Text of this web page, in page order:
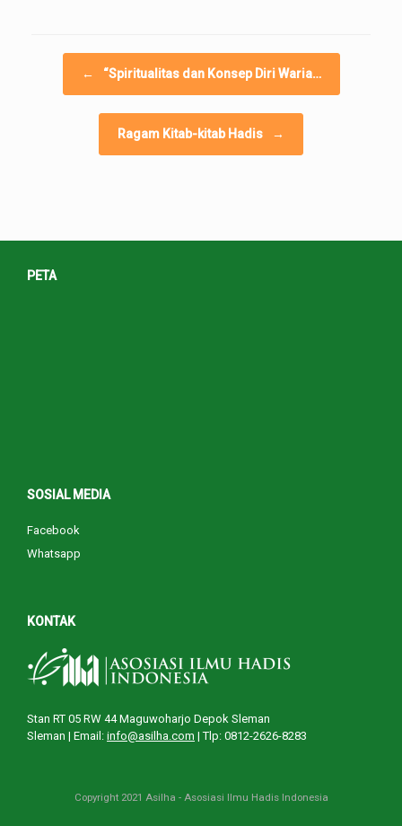
← “Spiritualitas dan Konsep Diri Waria…
Ragam Kitab-kitab Hadis →
PETA
SOSIAL MEDIA
Facebook
Whatsapp
KONTAK
Stan RT 05 RW 44 Maguwoharjo Depok Sleman
Sleman | Email: info@asilha.com | Tlp: 0812-2626-8283
Copyright 2021 Asilha - Asosiasi Ilmu Hadis Indonesia